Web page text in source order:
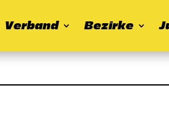
Verband Bezirke